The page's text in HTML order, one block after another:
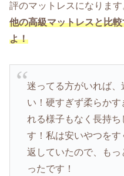
評のマットレスになります
他の高級マットレスと比
よ！
迷ってる方がいれば、
い！硬すぎず柔らか
れる様子もなく長持
す！私は安いやつをす
返していたので、も
ったです！